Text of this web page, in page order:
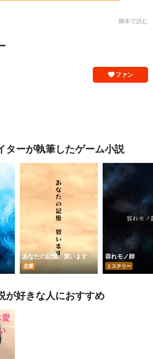
脚本で読む
ファン
ターが執筆したゲーム小説
あなたの記憶、買います
恋愛
容れモノ師
ミステリー
が好きな人におすすめ